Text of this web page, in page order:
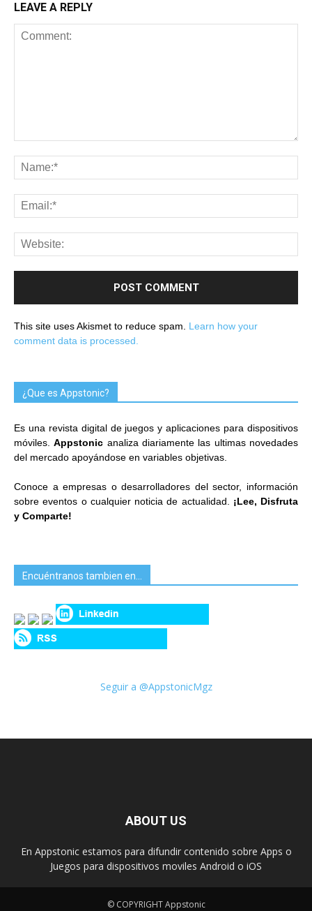
LEAVE A REPLY
This site uses Akismet to reduce spam. Learn how your
comment data is processed.
¿Que es Appstonic?
Es una revista digital de juegos y aplicaciones para dispositivos
móviles.Appstonic analiza diariamente las ultimas novedades
del mercado apoyándose en variables objetivas.
Conoce a empresas o desarrolladores del sector, información
sobre eventos o cualquier noticia de actualidad. ¡Lee, Disfruta
y Comparte!
Encuéntranos tambien en…
Seguir a @AppstonicMgz
ABOUT US
En Appstonic estamos para difundir contenido sobre Apps o
Juegos para dispositivos moviles Android o iOS
© COPYRIGHT Appstonic